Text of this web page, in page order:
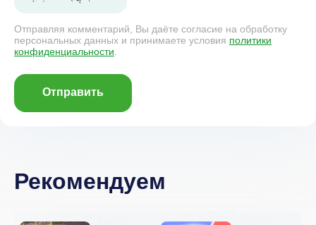
Отправляя комментарий, Вы даёте согласие на обработку
персональных данных и принимаете условия политики
конфиденциальности.
Отправить
Рекомендуем